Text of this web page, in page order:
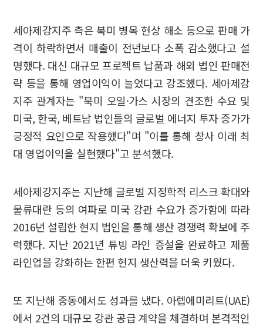
세아제강지주 측은 북미 병목 현상 해소 등으로 판매 가
격이 하락하면서 매출이 전년보다 소폭 감소했다고 설
명했다. 대신 대규모 프로젝트 납품과 해외 법인 판매전
략 등을 통해 영업이익이 늘었다고 강조했다. 세아제강
지주 관계자는 "북미 오일·가스 시장의 견조한 수요 및
미국, 한국, 베트남 법인들의 글로벌 에너지 투자 증가가
긍정적 요인으로 작용했다"며 "이를 통해 창사 이래 최
대 영업이익을 실현했다"고 분석했다.
세아제강지주는 지난해 글로벌 지정학적 리스크 확대와
물류대란 등의 여파로 미국 강관 수요가 증가함에 따라
2016년 설립한 현지 법인을 통해 생산 경쟁력 확보에 주
력했다. 지난 2021년 튜빙 라인 증설을 완료하고 제품
라인업을 강화하는 한편 현지 생산력을 더욱 키웠다.
또 지난해 중동에서도 성과를 냈다. 아렙에미리트(UAE)
에서 2건의 대규모 강관 공급 계약을 체결하며 본격적인